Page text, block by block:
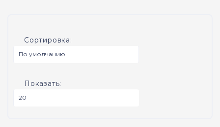
Сортировка:
Показать: